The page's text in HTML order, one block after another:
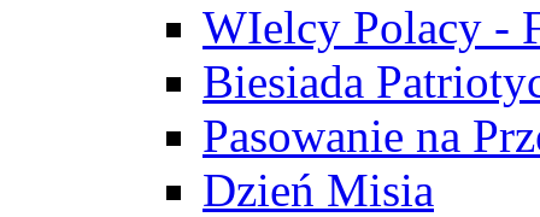
WIelcy Polacy -
Biesiada
Pasowanie na
Dzień Misia